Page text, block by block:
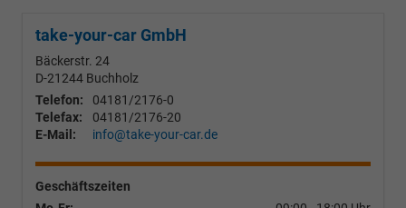
take-your-car GmbH
Bäckerstr. 24
D-21244 Buchholz
Telefon:
04181/2176-0
Telefax:
04181/2176-20
E-Mail:
info@take-your-car.de
Geschäftszeiten